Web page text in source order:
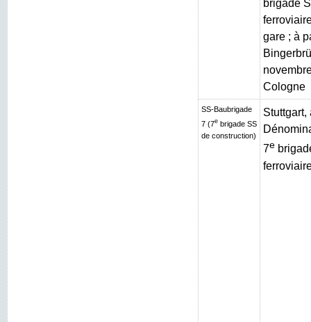
brigade
gare ; à
Cologne
SS-Baubrigade
7 (7e brigade SS
de construction)
Stuttgart,
7e